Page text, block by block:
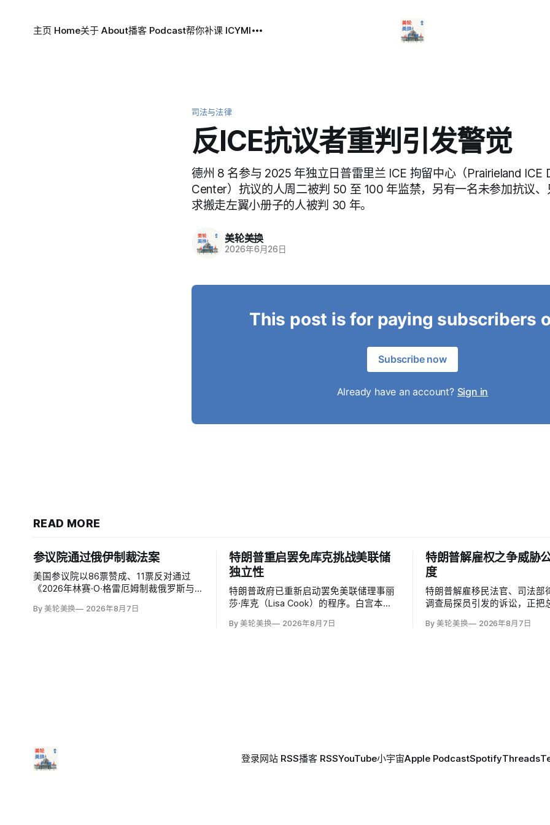
主页 Home关于 About播客 Podcast帮你补课 ICYMI
司法与法律
反ICE抗议者重判引发警觉
德州 8 名参与 2025 年独立日普雷里兰 ICE 拘留中心（Prairieland ICE
Center）抗议的人周二被判 50 至 100 年监禁，另有一名未参加抗议
求搬走左翼小册子的人被判 30 年。
美轮美换
2026年6月26日
This post is for paying subscribers
Subscribe now
Already have an account? Sign in
READ MORE
参议院通过俄伊制裁法案
美国参议院以86票赞成、11票反对通过
《2026年林赛·O·格雷厄姆制裁俄罗斯与
对俄罗斯油气的主要买家，并扩大对俄领
By 美轮美换 2026年8月7日
特朗普重启罢免库克挑战美联储
独立性
特朗普政府已重新启动罢免美联储理事丽
莎·库克（Lisa Cook）的程序。白宫本周
贷欺诈指控和「重大过失」为由将她免
By 美轮美换 2026年8月7日
特朗普解雇权之争威胁
度
特朗普解雇移民法官、司法部
调查局探员引发的诉讼，正把
开除联邦雇员的问题推向最高
By 美轮美换 2026年8月7日
登录网站 RSS播客 RSSYouTube小宇宙Apple PodcastSpotifyThreads